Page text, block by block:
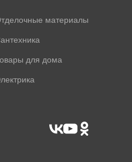
материалы
для дома